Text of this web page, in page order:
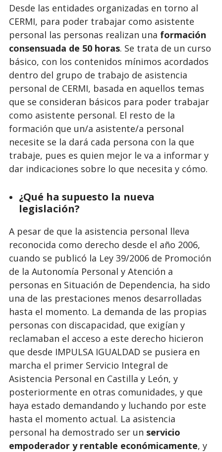
Desde las entidades organizadas en torno al
CERMI, para poder trabajar como asistente
personal las personas realizan una formación
consensuada de 50 horas. Se trata de un curso
básico, con los contenidos mínimos acordados
dentro del grupo de trabajo de asistencia
personal de CERMI, basada en aquellos temas
que se consideran básicos para poder trabajar
como asistente personal. El resto de la
formación que un/a asistente/a personal
necesite se la dará cada persona con la que
trabaje, pues es quien mejor le va a informar y
dar indicaciones sobre lo que necesita y cómo.
¿Qué ha supuesto la nueva
legislación?
A pesar de que la asistencia personal lleva
reconocida como derecho desde el año 2006,
cuando se publicó la Ley 39/2006 de Promoción
de la Autonomía Personal y Atención a
personas en Situación de Dependencia, ha sido
una de las prestaciones menos desarrolladas
hasta el momento. La demanda de las propias
personas con discapacidad, que exigían y
reclamaban el acceso a este derecho hicieron
que desde IMPULSA IGUALDAD se pusiera en
marcha el primer Servicio Integral de
Asistencia Personal en Castilla y León, y
posteriormente en otras comunidades, y que
haya estado demandando y luchando por este
hasta el momento actual. La asistencia
personal ha demostrado ser un servicio
empoderador y rentable económicamente, y